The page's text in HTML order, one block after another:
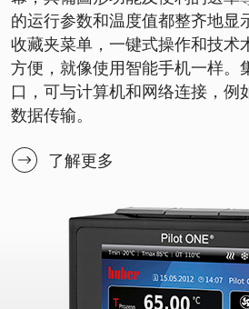
的运行参数和温度值都整齐地显
收藏夹菜单，一键式操作和技术
方便，就像使用智能手机一样。
口，可与计算机和网络连接，例
数据传输。
了解更多